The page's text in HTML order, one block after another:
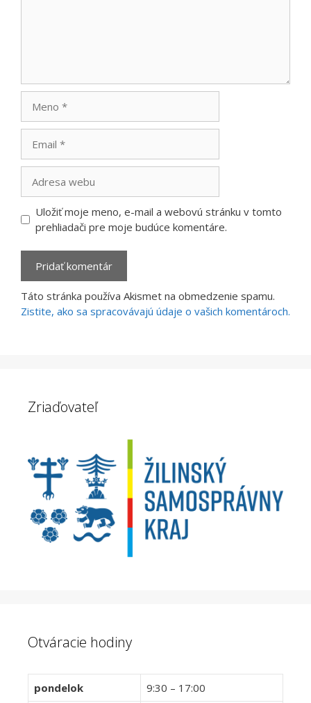
webu
Uložiť moje meno, e-mail a webovú stránku v tomto
prehliadači pre moje budúce komentáre.
Táto stránka používa Akismet na obmedzenie spamu.
Zistite, ako sa spracovávajú údaje o vašich komentároch.
Zriaďovateľ
Otváracie hodiny
pondelok
9:30 – 17:00